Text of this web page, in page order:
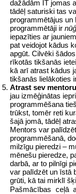
dažādām IT jomas
tādēļ saturiski tas
programmētājus
programmētāji ir
iepazīties ar
pat veidojot kādus
apgūt. Cilvēki
rīkotās tikšanās
kā arī atrast kādus
tikšanās lielākoties
Atrast sev
jau izmēģinātas
programmēšana
trūkst, tomēr reti
šajā jomā, tādēļ
Mentors var
programmēšanā,
milzīgu pieredzi –
mēnešu pieredze,
darbā, ar to pilnīgi
var palīdzēt un īstā
grūti, kā tai mirklī
Pašmācības ceļā